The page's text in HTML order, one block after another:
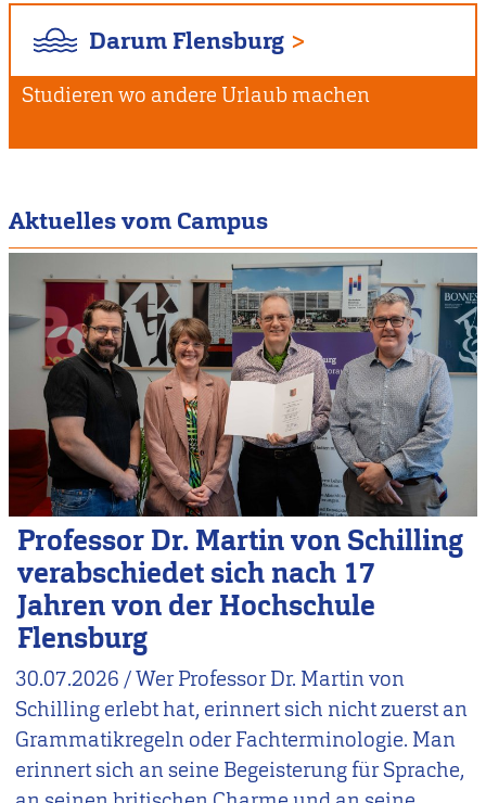
Darum Flensburg
Studieren wo andere Urlaub machen
Aktuelles vom Campus
Professor Dr. Martin von Schilling
verabschiedet sich nach 17
Jahren von der Hochschule
Flensburg
30.07.2026 /Wer Professor Dr. Martin von
Schilling erlebt hat, erinnert sich nicht zuerst an
Grammatikregeln oder Fachterminologie. Man
erinnert sich an seine Begeisterung für Sprache,